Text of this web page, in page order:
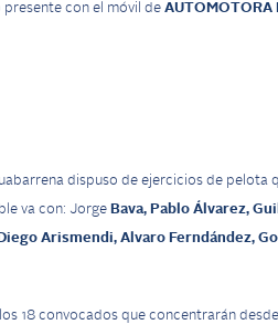
presente con el móvil deAUTOMOTORA
dispuso de ejercicios de pelota
va con: Jorge Bava, Pablo Álvarez,
Arismendi, Alvaro Ferndández,
18 convocados que concentrarán